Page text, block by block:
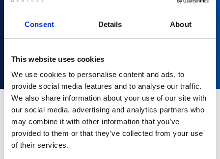
Consent Details About
This website uses cookies
We use cookies to personalise content and ads, to
provide social media features and to analyse our traffic.
We also share information about your use of our site with
our social media, advertising and analytics partners who
may combine it with other information that you’ve
provided to them or that they’ve collected from your use
of their services.
¿Por qué elegir Agito Medical?
Los proveedores de atención médica de todos los